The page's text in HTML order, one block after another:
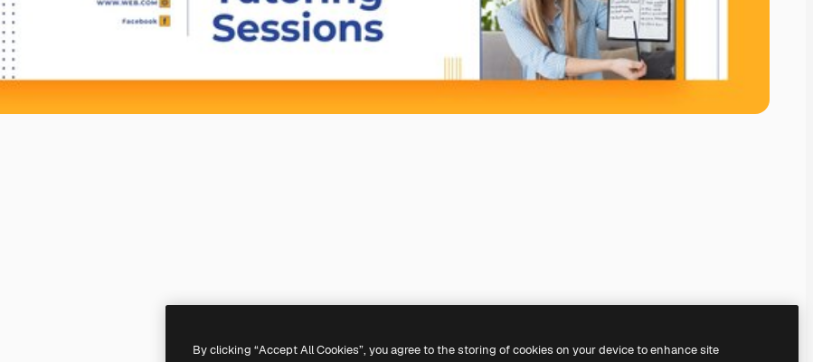
By clicking “Accept All Cookies”, you agree to the storing of cookies on your device to enhance site